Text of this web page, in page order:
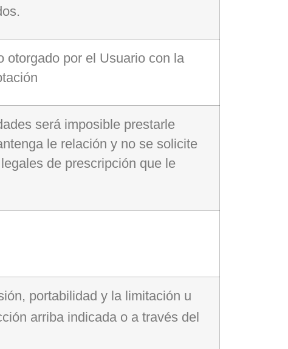
otorgado por el Usuario con la
será imposible prestarle
le relación y no se solicite
de prescripción que le
portabilidad y la limitación u
arriba indicada o a través del